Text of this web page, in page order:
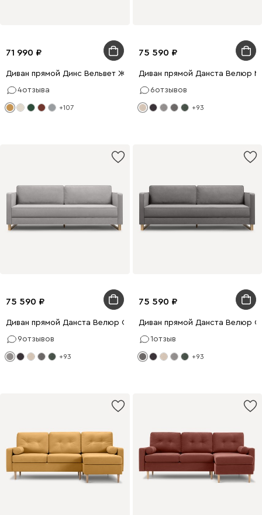
71 990
Диван прямой Динс Вельвет Желтый
4отзыва
+107
75 590
Диван прямой Данста Велюр
6отзывов
+93
75 590
Диван прямой Данста Велюр Светло-серый
9отзывов
+93
75 590
Диван прямой Данста Велюр
1отзыв
+93